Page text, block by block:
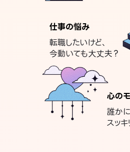
仕事の悩み
転職したいけど、
今動いても大丈夫？
心の
誰か
スッ